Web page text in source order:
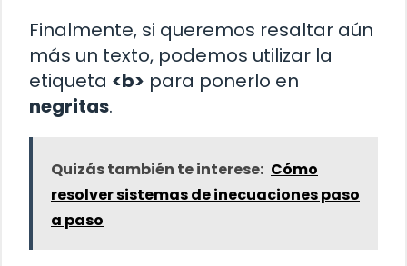
Finalmente, si queremos resaltar aún
más un texto, podemos utilizar la
etiqueta <b> para ponerlo en
negritas.
Quizás también te interese: Cómo
resolver sistemas de inecuaciones paso
a paso